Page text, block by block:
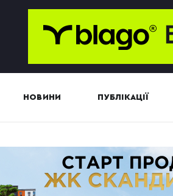
НОВИНИ ПУБЛІКАЦІЇ